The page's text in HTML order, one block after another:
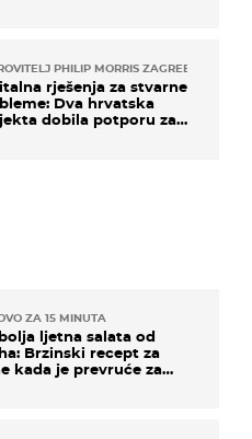
ZA 15 MINUTA
ljetna salata od
Brzinski recept za
kada je prevruće za
PHILIP MORRIS ZAGREB
rješenja za stvarne
Dva hrvatska
dobila potporu za